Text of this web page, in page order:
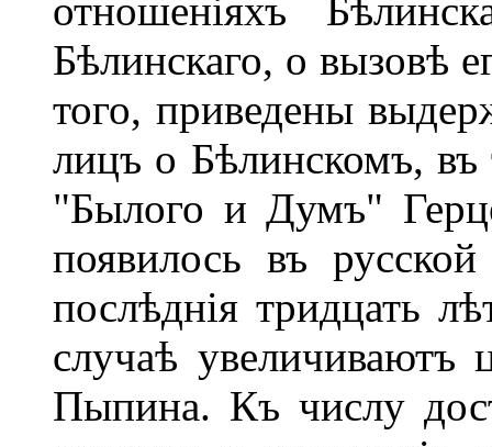
отношеніяхъ
Бѣлинскаго, о вызовѣ
того, приведены
лицъ о Бѣлинскомъ, въ
"Былого и Думъ"
появилось въ
послѣднія тридцать
случаѣ увеличиваютъ
Пыпина. Къ числу